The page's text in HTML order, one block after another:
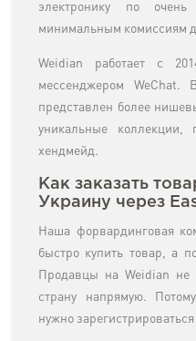
электронику по
минимальным комиссиям
Weidian работает с
мессенджером WeChat.
представлен более
уникальные коллекции,
хендмейд.
Как заказать
Украину через
Наша форвардинговая
быстро купить товар, а
Продавцы на Weidian
страну напрямую.
нужно